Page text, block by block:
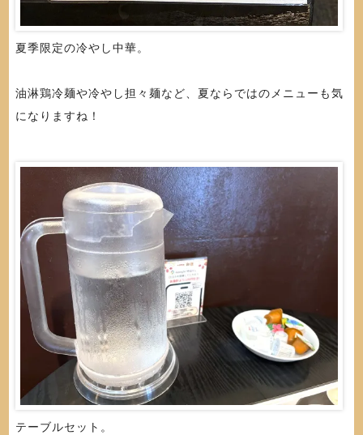
夏季限定の冷やし中華。
油淋鶏冷麺や冷やし担々麺など、夏ならではのメニューも気
になりますね！
テーブルセット。